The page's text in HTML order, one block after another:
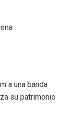
a una banda
su patrimonio